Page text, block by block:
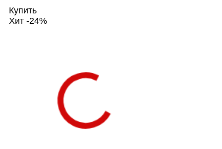
Купить
Хит -24%